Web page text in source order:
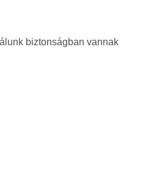
biztonságban vannak